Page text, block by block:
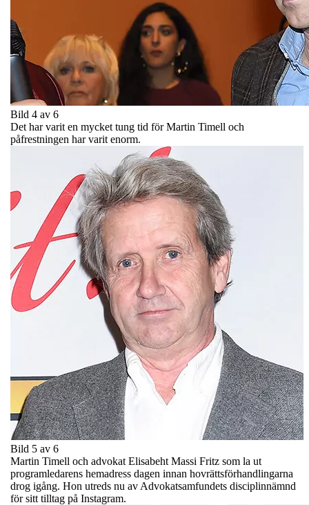
Bild 4 av 6
Det har varit en mycket tung tid för Martin Timell och
påfrestningen har varit enorm.
Bild 5 av 6
Martin Timell och advokat Elisabeht Massi Fritz som la ut
programledarens hemadress dagen innan hovrättsförhandlingarna
drog igång. Hon utreds nu av Advokatsamfundets disciplinnämnd
för sitt tilltag på Instagram.